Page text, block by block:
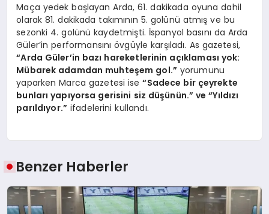
Maça yedek başlayan Arda, 61. dakikada oyuna dahil
olarak 81. dakikada takımının 5. golünü atmış ve bu
sezonki 4. golünü kaydetmişti. İspanyol basını da Arda
Güler’in performansını övgüyle karşıladı. As gazetesi,
“Arda Güler’in bazı hareketlerinin açıklaması yok:
Mübarek adamdan muhteşem gol.” yorumunu
yaparken Marca gazetesi ise“Sadece bir çeyrekte
bunları yapıyorsa gerisini siz düşünün.” ve “Yıldızı
parıldıyor.” ifadelerini kullandı.
Benzer Haberler